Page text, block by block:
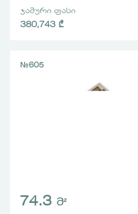
ᲯᲐᲛᲣᲠᲘ ᲤᲐᲡᲘ
380,743 ₾
№605
74.3 Მ²